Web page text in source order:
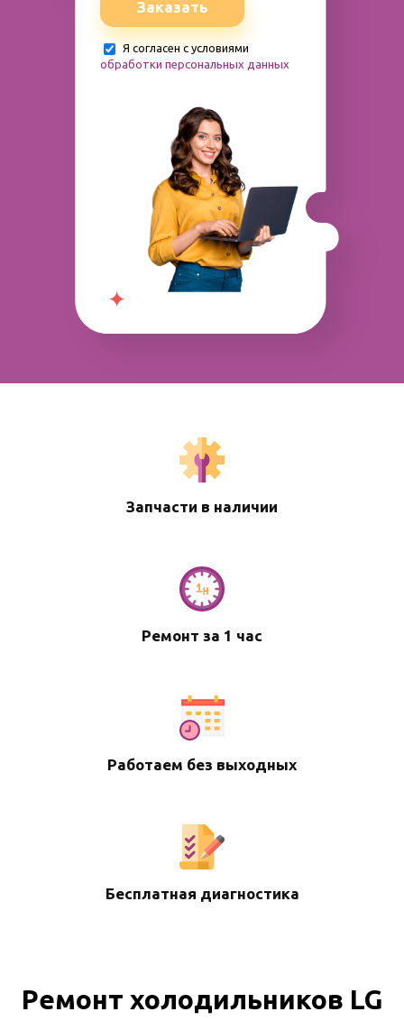
Заказать
Я согласен с условиями
обработки персональных данных
Запчасти в наличии
Ремонт за 1 час
Работаем без выходных
Бесплатная диагностика
Ремонт холодильников LG